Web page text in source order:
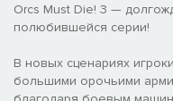
Orcs Must Die! 3 —
полюбившейся серии!
В новых сценариях
большими орочьими